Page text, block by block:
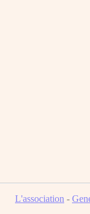
L'association -